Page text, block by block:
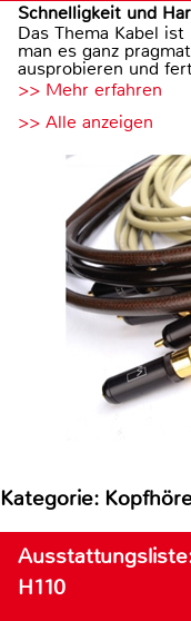
Schnelligkeit und
Das Thema Kabel
man es ganz
ausprobieren und
>> Mehr erfahren
>> Alle anzeigen
Kategorie:
H110